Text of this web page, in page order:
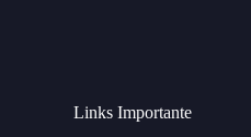
Links Importante